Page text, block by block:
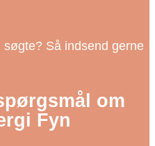
Så indsend gerne
om
Fyn